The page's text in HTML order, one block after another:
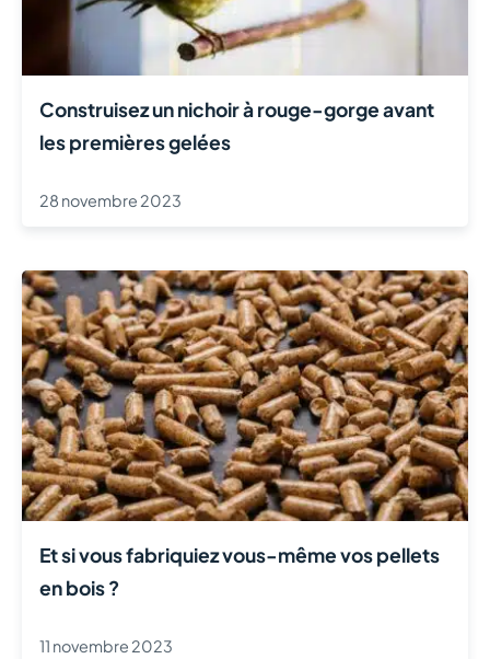
Construisez un nichoir à rouge-gorge avant
les premières gelées
28 novembre 2023
Et si vous fabriquiez vous-même vos pellets
en bois ?
11 novembre 2023